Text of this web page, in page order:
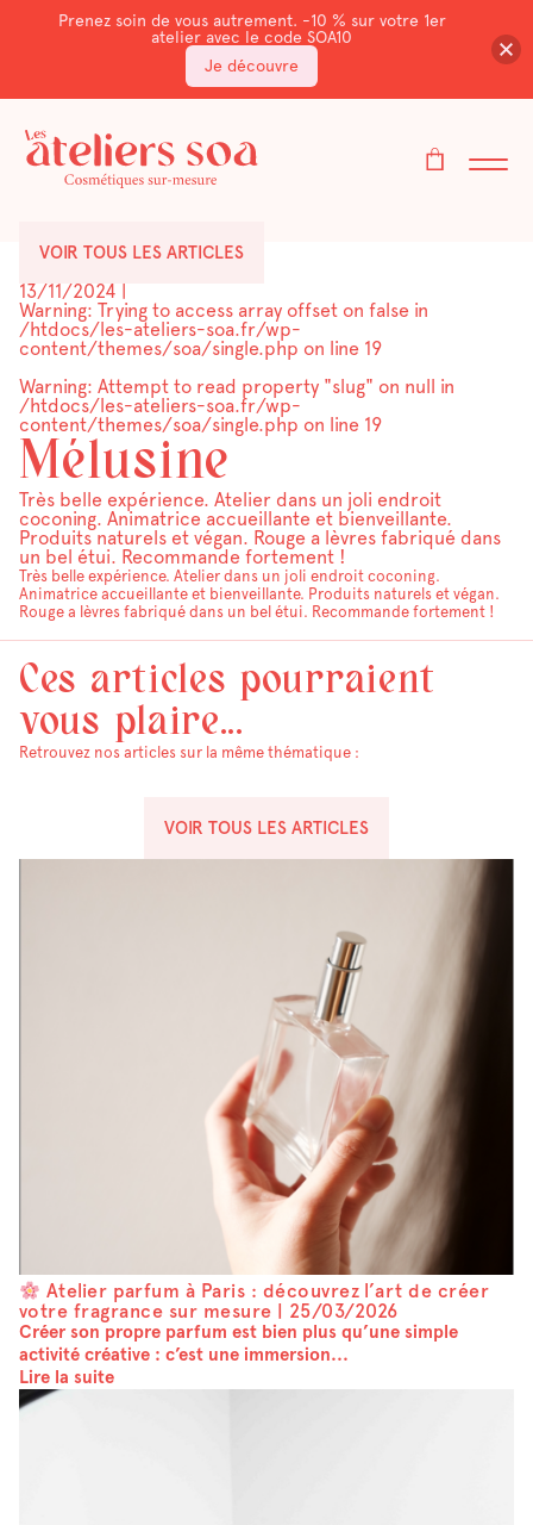
VOIR TOUS LES ARTICLES
13/11/2024 |
Warning: Trying to access array offset on false in
/htdocs/les-ateliers-soa.fr/wp-
content/themes/soa/single.php on line 19
Warning: Attempt to read property "slug" on null in
/htdocs/les-ateliers-soa.fr/wp-
content/themes/soa/single.php on line 19
Mélusine
Très belle expérience. Atelier dans un joli endroit
coconing. Animatrice accueillante et bienveillante.
Produits naturels et végan. Rouge a lèvres fabriqué dans
un bel étui. Recommande fortement !
Très belle expérience. Atelier dans un joli endroit coconing.
Animatrice accueillante et bienveillante. Produits naturels et végan.
Rouge a lèvres fabriqué dans un bel étui. Recommande fortement !
Ces articles pourraient
vous plaire...
Retrouvez nos articles sur la même thématique :
VOIR TOUS LES ARTICLES
Atelier parfum à Paris : découvrez l’art de créer
votre fragrance sur mesure | 25/03/2026
Créer son propre parfum est bien plus qu’une simple
activité créative : c’est une immersion...
Lire la suite
Prenez soin de vous autrement. -10 % sur votre 1er
atelier avec le code SOA10
Je découvre